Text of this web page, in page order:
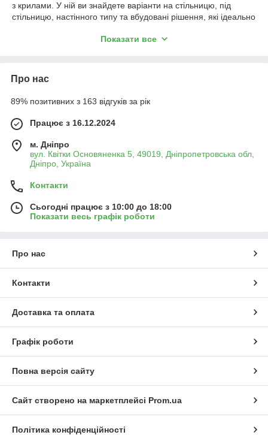
з крилами. У ній ви знайдете варіанти на стільницю, під
стільницю, настінного типу та вбудовані рішення, які ідеально
Популярні види умивальників:
та стійкістю до подряпин і подряпок.
Раковини зі штучного каменю з крилом
місцем для аксесуарів і захистом стільниці від бризок.
Умивальники на стільницю
раковини, які додають характер і динаміку дизайну.
Під стільницю або врізні
легкості.
Основні характеристики:
: від класичної кераміки до сучасних
м’якість, мінімалізм або чіткість ліній.
практичності; гладкі поверхні і безободкові варіанти
(rimless) спрощують прибирання.
Розміриваріюються: компактні 40–50 см для вузьких
Гігієна та комфорт— гладкі поверхні та хитрі
Показати все
Про нас
89% позитивних з 163 відгуків за рік
Працює з 16.12.2024
м. Дніпро
вул. Квітки Основяненка 5, 49019, Дніпропетровська обл,
Дніпро, Україна
Контакти
Сьогодні працює з 10:00 до 18:00
Показати весь графік роботи
Про нас
Контакти
Доставка та оплата
Графік роботи
Повна версія сайту
Сайт створено на маркетплейсі Prom.ua
Політика конфіденційності